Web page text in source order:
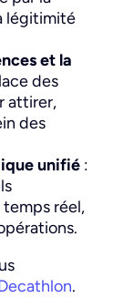
légitimité
et la
des
attirer,
des
unifié :
réel,
.